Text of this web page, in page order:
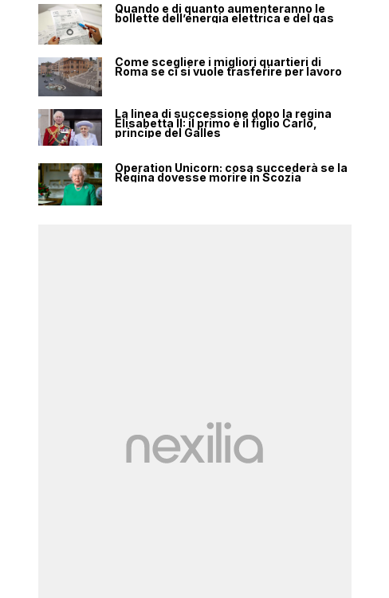
Quando e di quanto aumenteranno le
bollette dell’energia elettrica e del gas
Come scegliere i migliori quartieri di
Roma se ci si vuole trasferire per lavoro
La linea di successione dopo la regina
Elisabetta II: il primo è il figlio Carlo,
principe del Galles
Operation Unicorn: cosa succederà se la
Regina dovesse morire in Scozia